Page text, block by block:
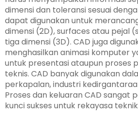
dimensi dan toleransi sesuai
dapat digunakan untuk
dimensi (2D), surfaces atau pejal
tiga dimensi (3D). CAD juga
menghasilkan animasi komputer
untuk presentasi ataupun proses
teknis. CAD banyak digunakan
perkapalan, industri
Proses dan keluaran CAD sangat
kunci sukses untuk rekayasa